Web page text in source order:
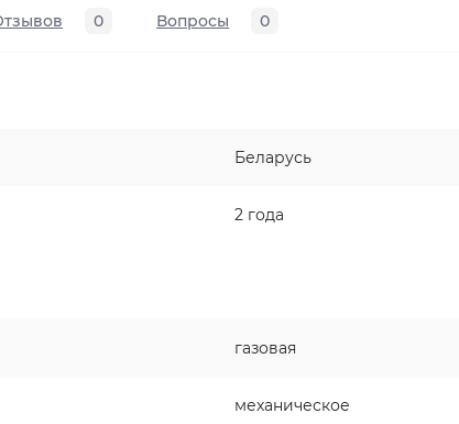
0 Вопросы 0
Беларусь
2 года
газовая
механическое